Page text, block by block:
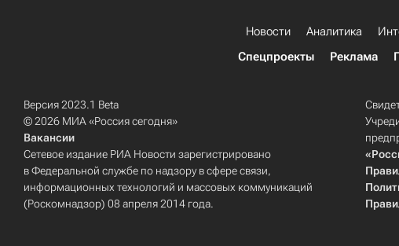
Новости Аналитика
Спецпроекты
Реклама
Версия 2023.1 Beta
© 2026 МИА «Россия сегодня»
Вакансии
Сетевое издание РИА Новости зарегистрировано
в Федеральной службе по надзору в сфере связи,
информационных технологий и массовых коммуникаций
(Роскомнадзор) 08 апреля 2014 года.